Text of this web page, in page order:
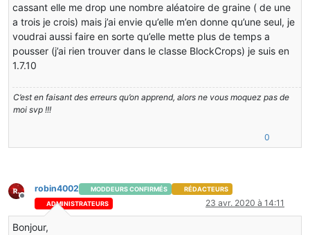
cassant elle me drop une nombre aléatoire de graine ( de une
a trois je crois) mais j’ai envie qu’elle m’en donne qu’une seul, je
voudrai aussi faire en sorte qu’elle mette plus de temps a
pousser (j’ai rien trouver dans le classe BlockCrops) je suis en
1.7.10
C’est en faisant des erreurs qu’on apprend, alors ne vous moquez pas de
moi svp !!!
0
Hors-ligne
robin4002 MODDEURS CONFIRMÉS
RÉDACTEURS
ADMINISTRATEURS
23 avr. 2020 à 14:11
Bonjour,